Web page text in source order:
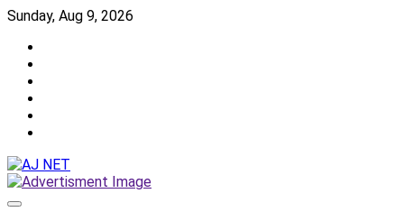
Skip
content
Sunday, Aug 9, 2026